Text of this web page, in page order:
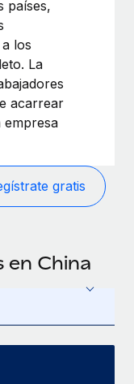
países,
los
La
acarrear
empresa
gratis
en China